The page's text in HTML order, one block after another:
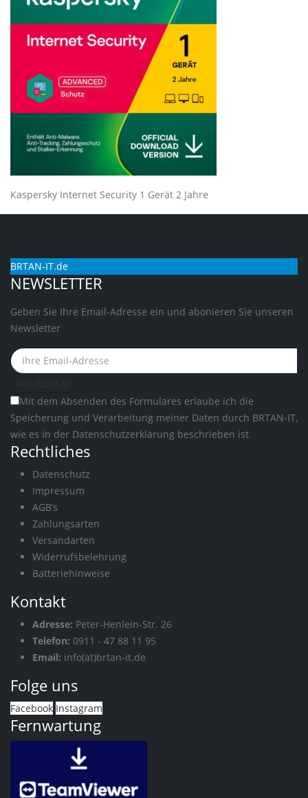
Kaspersky Internet Security 1 Gerät 2 Jahre
BRTAN-IT.de
NEWSLETTER
Geben Sie Ihre Email-Adresse ein und abonieren Sie unseren
Newsletter
Mit dem Absenden des Formulares erlaube ich die
Speicherung und Verarbeitung meiner Daten durch BRTAN-IT,
wie es in der Datenschutzerklärung beschrieben ist.
Rechtliches
Datenschutz
Impressum
AGB’s
Zahlungsarten
Versandarten
Widerrufsbelehrung
Batteriehinweise
Kontakt
Adresse: Peter-Henlein-Str. 26
Telefon: 0911 - 47 88 11 95
Email: info(at)brtan-it.de
Folge uns
Facebook Instagram
Fernwartung